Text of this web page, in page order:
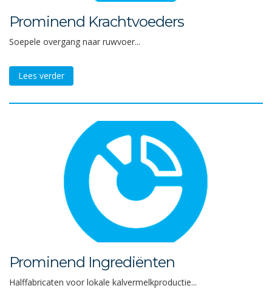
Prominend Krachtvoeders
Soepele overgang naar ruwvoer...
Lees verder
Prominend Ingrediënten
Halffabricaten voor lokale kalvermelkproductie...